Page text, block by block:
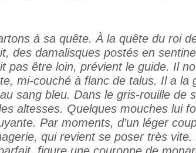
à sa quête. À la quête du roi
des damalisques postés en
pas être loin, prévient le guide. Il
mi-couché à flanc de talus. Il a la
sang bleu. Dans le gris-rouille de
altesses. Quelques mouches lui
Par moments, d’un léger
qui revient se poser très